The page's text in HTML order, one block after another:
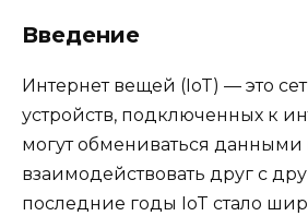
Введение
Интернет вещей (IoT) — это
устройств, подключенных к
могут обмениваться данными
взаимодействовать друг с
последние годы IoT стало